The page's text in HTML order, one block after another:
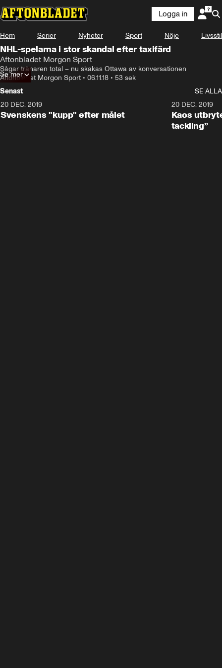
Logga in
Hem Serier Nyheter Sport Nöje Livsstil
NHL-spelarna i stor skandal efter taxifärd
Aftonbladet Morgon Sport
Sågar tränaren total – nu skakas Ottawa av konversationen
Aftonbladet Morgon Sport • 06.11.18 • 53 sek
Se mer
Senast
SE ALLA
20 DEC. 2019
Svenskens "kupp" efter målet
20 DEC. 2019
Kaos
tackling”